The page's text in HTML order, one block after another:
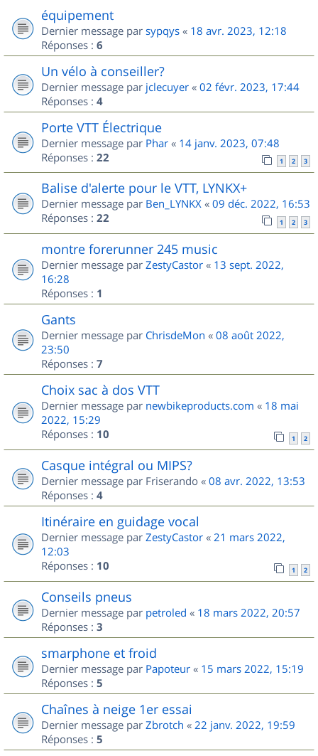
équipement
Dernier message par sypqys « 18 avr. 2023, 12:18
Réponses : 6
Un vélo à conseiller?
Dernier message par jclecuyer « 02 févr. 2023, 17:44
Réponses : 4
Porte VTT Électrique
Dernier message par Phar « 14 janv. 2023, 07:48
Réponses : 22 1 2 3
Balise d'alerte pour le VTT, LYNKX+
Dernier message par Ben_LYNKX « 09 déc. 2022, 16:53
Réponses : 22 1 2 3
montre forerunner 245 music
Dernier message par ZestyCastor « 13 sept. 2022,
16:28
Réponses : 1
Gants
Dernier message par ChrisdeMon « 08 août 2022,
23:50
Réponses : 7
Choix sac à dos VTT
Dernier message par newbikeproducts.com « 18 mai
2022, 15:29
Réponses : 10 1 2
Casque intégral ou MIPS?
Dernier message par Friserando « 08 avr. 2022, 13:53
Réponses : 4
Itinéraire en guidage vocal
Dernier message par ZestyCastor « 21 mars 2022,
12:03
Réponses : 10 1 2
Conseils pneus
Dernier message par petroled « 18 mars 2022, 20:57
Réponses : 3
smarphone et froid
Dernier message par Papoteur « 15 mars 2022, 15:19
Réponses : 5
Chaînes à neige 1er essai
Dernier message par Zbrotch « 22 janv. 2022, 19:59
Réponses : 5